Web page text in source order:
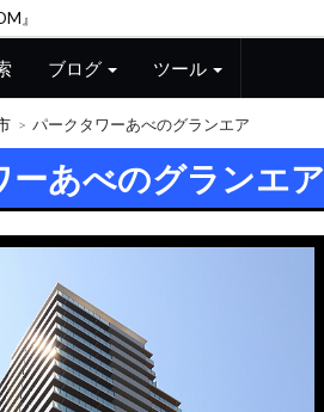
』
ブログ ツール
パークタワーあべのグランエア
ーあべのグランエア